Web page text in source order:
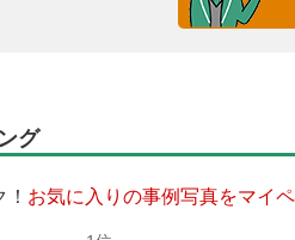
グ
お気に入りの事例写真をマイ